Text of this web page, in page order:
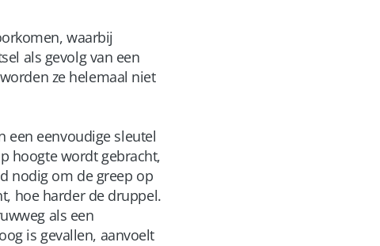
waarbij
als gevolg van een
ze helemaal niet
een eenvoudige sleutel
hoogte wordt gebracht,
nodig om de greep op
hoe harder de druppel.
als een
is gevallen, aanvoelt